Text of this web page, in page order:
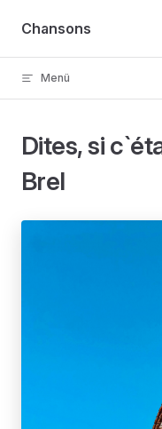
Skip to content
Chansons
Menü
Dites, si
Brel